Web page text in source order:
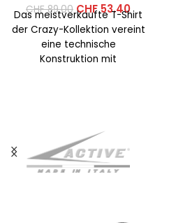
CHF89.00 CHF53.40
Das meistverkaufte T-Shirt
der Crazy-Kollektion vereint
eine technische
Konstruktion mit